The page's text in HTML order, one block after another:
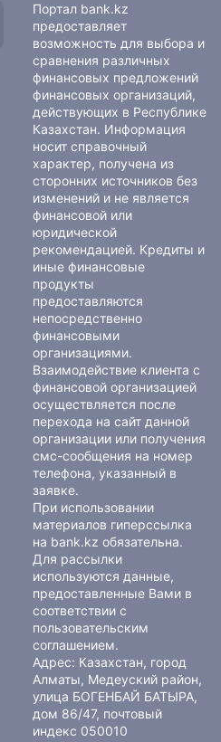
Портал bank.kz
предоставляет
возможность для выбора и
сравнения различных
финансовых предложений
финансовых организаций,
действующих в Республике
Казахстан. Информация
носит справочный
характер, получена из
сторонних источников без
изменений и не является
финансовой или
юридической
рекомендацией. Кредиты и
иные финансовые
продукты
предоставляются
непосредственно
финансовыми
организациями.
Взаимодействие клиента с
финансовой организацией
осуществляется после
перехода на сайт данной
организации или получения
смс-сообщения на номер
телефона, указанный в
заявке.
При использовании
материалов гиперссылка
на bank.kz обязательна.
Для рассылки
используются данные,
предоставленные Вами в
соответствии с
пользовательским
соглашением.
Адрес: Казахстан, город
Алматы, Медеуский район,
улица БОГЕНБАЙ БАТЫРА,
дом 86/47, почтовый
индекс 050010